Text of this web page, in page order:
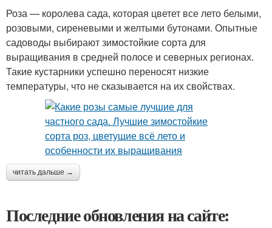
Роза — королева сада, которая цветет все лето белыми,
розовыми, сиреневыми и желтыми бутонами. Опытные
садоводы выбирают зимостойкие сорта для
выращивания в средней полосе и северных регионах.
Такие кустарники успешно переносят низкие
температуры, что не сказывается на их свойствах.
читать дальше →
Последние обновления на сайте: